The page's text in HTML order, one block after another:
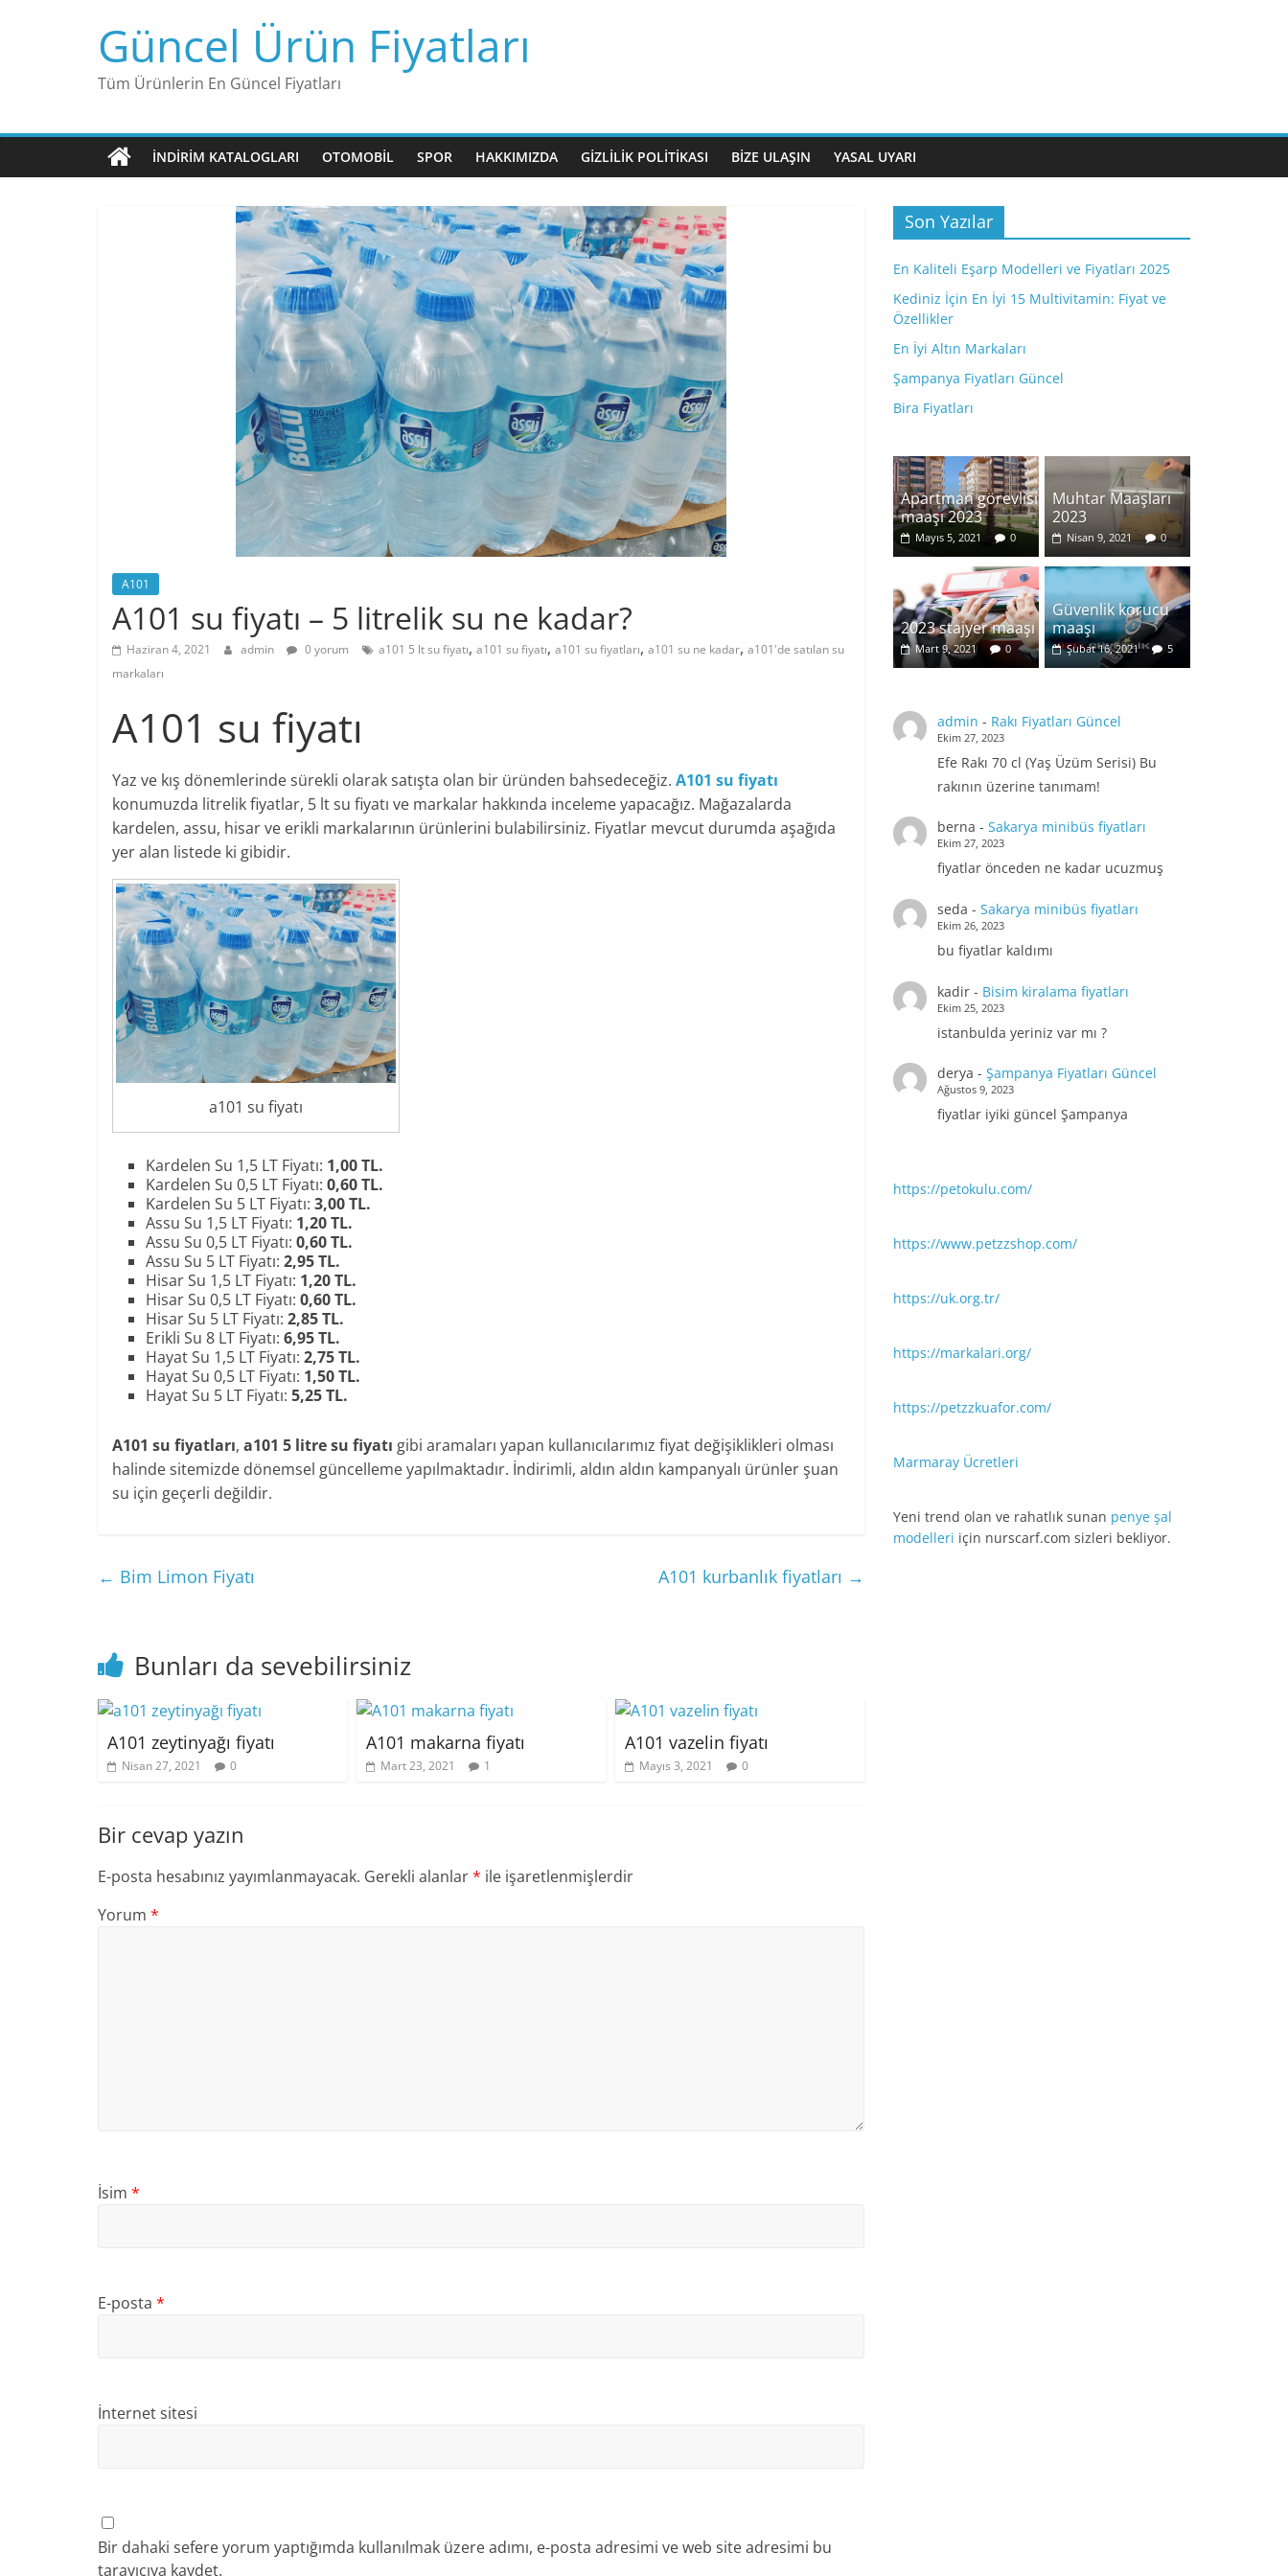
Güncel Ürün Fiyatları
Tüm Ürünlerin En Güncel Fiyatları
İNDIRIM KATALOGLARI OTOMOBIL SPOR HAKKIMIZDA GIZLILIK POLITIKASI BIZE ULAŞIN YASAL UYARI
A101
A101 su fiyatı – 5 litrelik su ne kadar?
Haziran 4, 2021 admin 0 yorum a101 5 lt su fiyatı, a101 su fiyatı, a101 su fiyatları, a101 su ne kadar, a101'de satılan su
markaları
A101 su fiyatı
Yaz ve kış dönemlerinde sürekli olarak satışta olan bir üründen bahsedeceğiz. A101 su fiyatı
konumuzda litrelik fiyatlar, 5 lt su fiyatı ve markalar hakkında inceleme yapacağız. Mağazalarda
kardelen, assu, hisar ve erikli markalarının ürünlerini bulabilirsiniz. Fiyatlar mevcut durumda aşağıda
yer alan listede ki gibidir.
a101 su fiyatı
Kardelen Su 1,5 LT Fiyatı: 1,00 TL.
Kardelen Su 0,5 LT Fiyatı: 0,60 TL.
Kardelen Su 5 LT Fiyatı: 3,00 TL.
Assu Su 1,5 LT Fiyatı: 1,20 TL.
Assu Su 0,5 LT Fiyatı: 0,60 TL.
Assu Su 5 LT Fiyatı: 2,95 TL.
Hisar Su 1,5 LT Fiyatı: 1,20 TL.
Hisar Su 0,5 LT Fiyatı: 0,60 TL.
Hisar Su 5 LT Fiyatı: 2,85 TL.
Erikli Su 8 LT Fiyatı: 6,95 TL.
Hayat Su 1,5 LT Fiyatı: 2,75 TL.
Hayat Su 0,5 LT Fiyatı: 1,50 TL.
Hayat Su 5 LT Fiyatı: 5,25 TL.
A101 su fiyatları, a101 5 litre su fiyatı gibi aramaları yapan kullanıcılarımız fiyat değişiklikleri olması
halinde sitemizde dönemsel güncelleme yapılmaktadır. İndirimli, aldın aldın kampanyalı ürünler şuan
su için geçerli değildir.
← Bim Limon Fiyatı A101 kurbanlık fiyatları →
Bunları da sevebilirsiniz
A101 zeytinyağı fiyatı
Nisan 27, 2021 0
A101 makarna fiyatı
Mart 23, 2021 1
A101 vazelin fiyatı
Mayıs 3, 2021 0
Bir cevap yazın
E-posta hesabınız yayımlanmayacak. Gerekli alanlar* ile işaretlenmişlerdir
Yorum *
İsim *
E-posta *
İnternet sitesi
Bir dahaki sefere yorum yaptığımda kullanılmak üzere adımı, e-posta adresimi ve web site adresimi bu
tarayıcıya kaydet.
Son Yazılar
En Kaliteli Eşarp Modelleri ve Fiyatları 2025
Kediniz İçin En İyi 15 Multivitamin: Fiyat ve
Özellikler
En İyi Altın Markaları
Şampanya Fiyatları Güncel
Bira Fiyatları
Apartman görevlisi
maaşı 2023
Mayıs 5, 2021 0
Muhtar Maaşları
2023
Nisan 9, 2021 0
2023 stajyer maaşı
Mart 9, 2021 0
Güvenlik korucu
maaşı
Şubat 16, 2021 5
admin - Rakı Fiyatları Güncel
Ekim 27, 2023
Efe Rakı 70 cl (Yaş Üzüm Serisi) Bu
rakının üzerine tanımam!
berna - Sakarya minibüs fiyatları
Ekim 27, 2023
fiyatlar önceden ne kadar ucuzmuş
seda - Sakarya minibüs fiyatları
Ekim 26, 2023
bu fiyatlar kaldımı
kadir- Bisim kiralama fiyatları
Ekim 25, 2023
istanbulda yeriniz var mı ?
derya - Şampanya Fiyatları Güncel
Ağustos 9, 2023
fiyatlar iyiki güncel Şampanya
https://petokulu.com/
https://www.petzzshop.com/
https://uk.org.tr/
https://markalari.org/
https://petzzkuafor.com/
Marmaray Ücretleri
Yeni trend olan ve rahatlık sunan penye şal
modelleri için nurscarf.com sizleri bekliyor.